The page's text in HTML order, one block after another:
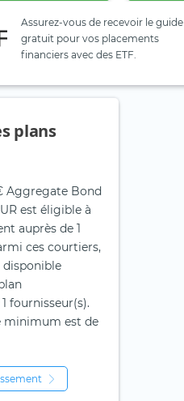
Assurez-vous de recevoir le guide
gratuit pour vos placements
financiers avec des ETF.
plans
Aggregate Bond
est éligible à
auprès de 1
ces courtiers,
disponible
fournisseur(s).
minimum est de